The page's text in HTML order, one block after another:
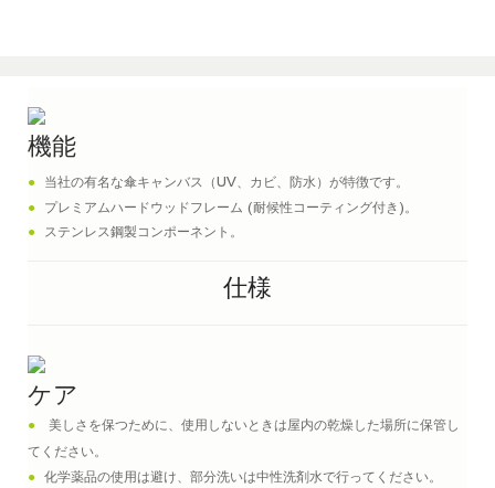
機能
●
当社の有名な傘キャンバス（UV、カビ、防水）が特徴です。
●
プレミアムハードウッドフレーム (耐候性コーティング付き)。
●
ステンレス鋼製コンポーネント。
仕様
ケア
●
美しさを保つために、使用しないときは屋内の乾燥した場所に保管し
てください。
● 化学薬品の使用は避け、部分洗いは中性洗剤水で行ってください。